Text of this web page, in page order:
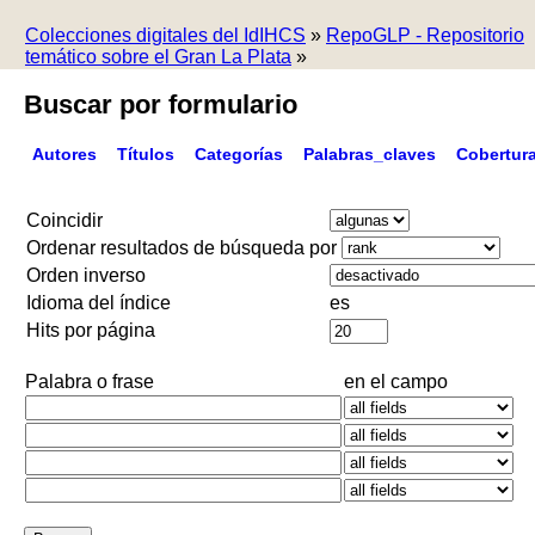
Colecciones digitales del IdIHCS » RepoGLP - Repositorio
temático sobre el Gran La Plata »
Buscar por formulario
Autores Títulos Categorías Palabras_claves
Coincidir
Ordenar resultados de búsqueda por
Orden inverso
Idioma del índice
es
Hits por página
Palabra o frase en el campo